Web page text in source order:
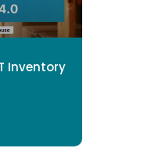
Inventory